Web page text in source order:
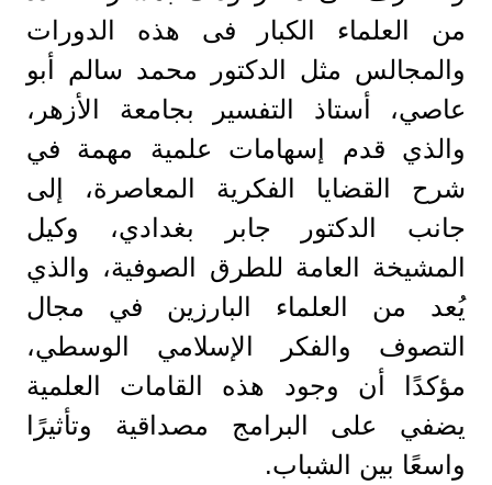
من العلماء الكبار فى هذه الدورات
والمجالس مثل الدكتور محمد سالم أبو
عاصي، أستاذ التفسير بجامعة الأزهر،
والذي قدم إسهامات علمية مهمة في
شرح القضايا الفكرية المعاصرة، إلى
جانب الدكتور جابر بغدادي، وكيل
المشيخة العامة للطرق الصوفية، والذي
يُعد من العلماء البارزين في مجال
التصوف والفكر الإسلامي الوسطي،
مؤكدًا أن وجود هذه القامات العلمية
يضفي على البرامج مصداقية وتأثيرًا
واسعًا بين الشباب.